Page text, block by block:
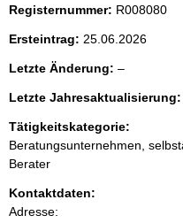
i
t
e
n
i
n
Registernummer: R008080
Ersteintrag: 25.06.2026
Letzte Änderung: –l
e
r
Letzte Jahresaktualisierung:
Tätigkeitskategorie:
Beratungsunternehmen,
Berater
Kontaktdaten:
Adresse: